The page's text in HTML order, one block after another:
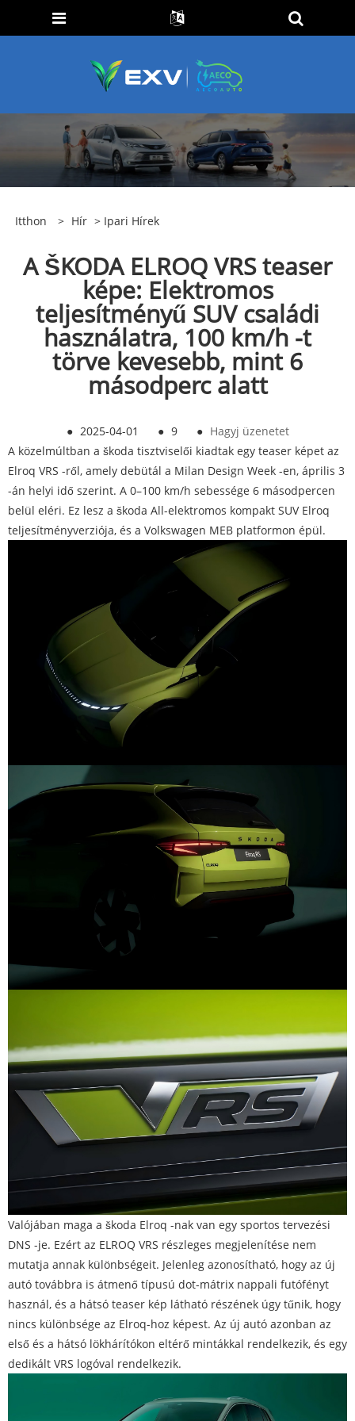
Itthon > Hír > Ipari Hírek
A ŠKODA ELROQ VRS teaser
képe: Elektromos
teljesítményű SUV családi
használatra, 100 km/h -t
törve kevesebb, mint 6
másodperc alatt
● 2025-04-01 ● 9 ● Hagyj üzenetet
A közelmúltban a škoda tisztviselői kiadtak egy teaser képet az
Elroq VRS -ről, amely debütál a Milan Design Week -en, április 3
-án helyi idő szerint. A 0–100 km/h sebessége 6 másodpercen
belül eléri. Ez lesz a škoda All-elektromos kompakt SUV Elroq
teljesítményverziója, és a Volkswagen MEB platformon épül.
Valójában maga a škoda Elroq -nak van egy sportos tervezési
DNS -je. Ezért az ELROQ VRS részleges megjelenítése nem
mutatja annak különbségeit. Jelenleg azonosítható, hogy az új
autó továbbra is átmenő típusú dot-mátrix nappali futófényt
használ, és a hátsó teaser kép látható részének úgy tűnik, hogy
nincs különbsége az Elroq-hoz képest. Az új autó azonban az
első és a hátsó lökhárítókon eltérő mintákkal rendelkezik, és egy
dedikált VRS logóval rendelkezik.